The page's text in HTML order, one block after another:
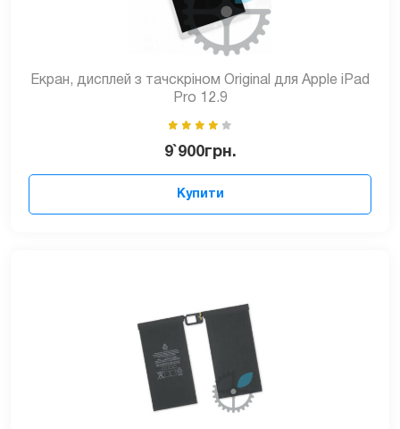
Екран, дисплей з тачскріном Original для Apple iPad
Pro 12.9
9`900грн.
Купити